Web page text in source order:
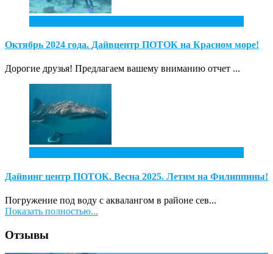
Октябрь 2024 года. Дайвцентр ПОТОК на Красном море!
Дорогие друзья! Предлагаем вашему вниманию отчет ...
Дайвинг центр ПОТОК. Весна 2025. Летим на Филиппины!
Погружение под воду с аквалангом в районе сев...
Показать полностью...
Отзывы